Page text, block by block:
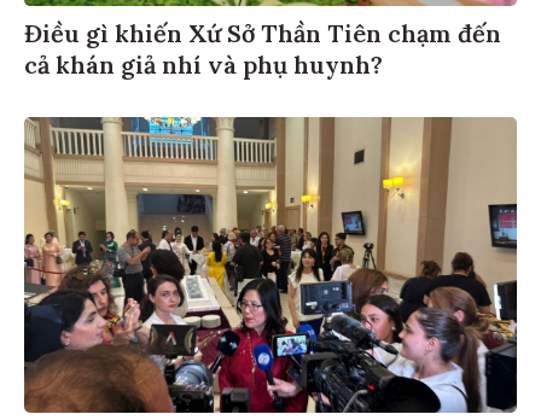
Điều gì khiến Xứ Sở Thần Tiên chạm đến
cả khán giả nhí và phụ huynh?